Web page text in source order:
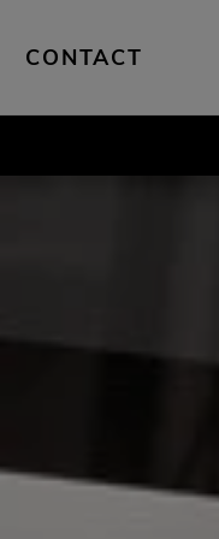
CONTACT